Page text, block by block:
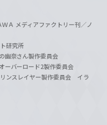
Ａ メディアファクトリー刊／ノ
研究所
幽奈さん製作委員会
ーバーロード2製作委員会
ンスレイヤー製作委員会 イラ